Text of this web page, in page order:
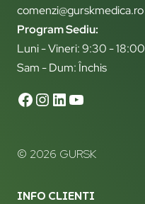
comenzi@gurskmedica.ro
Program Sediu:
Luni - Vineri: 9:30 - 18:00
Sam - Dum: Închis
© 2026 GURSK
INFO CLIENTI